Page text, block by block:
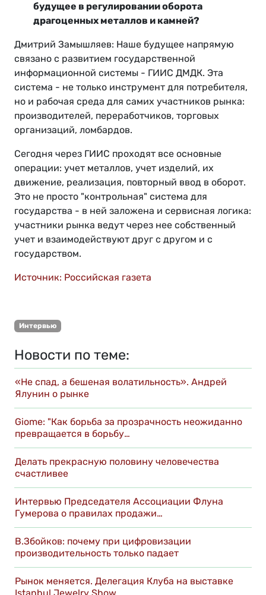
будущее в регулировании оборота
драгоценных металлов и камней?
Дмитрий Замышляев: Наше будущее напрямую
связано с развитием государственной
информационной системы - ГИИС ДМДК. Эта
система - не только инструмент для потребителя,
но и рабочая среда для самих участников рынка:
производителей, переработчиков, торговых
организаций, ломбардов.
Сегодня через ГИИС проходят все основные
операции: учет металлов, учет изделий, их
движение, реализация, повторный ввод в оборот.
Это не просто "контрольная" система для
государства - в ней заложена и сервисная логика:
участники рынка ведут через нее собственный
учет и взаимодействуют друг с другом и с
государством.
Источник: Российская газета
Интервью
Новости по теме:
«Не спад, а бешеная волатильность». Андрей
Ялунин о рынке
Giome: "Как борьба за прозрачность неожиданно
превращается в борьбу…
Делать прекрасную половину человечества
счастливее
Интервью Председателя Ассоциации Флуна
Гумерова о правилах продажи…
В.Збойков: почему при цифровизации
производительность только падает
Рынок меняется. Делегация Клуба на выставке